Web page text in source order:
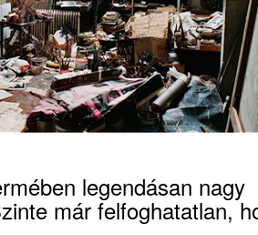
legendásan nagy
már felfoghatatlan,